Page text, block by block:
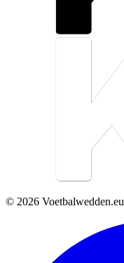
© 2026 Voetbalwedden.eu